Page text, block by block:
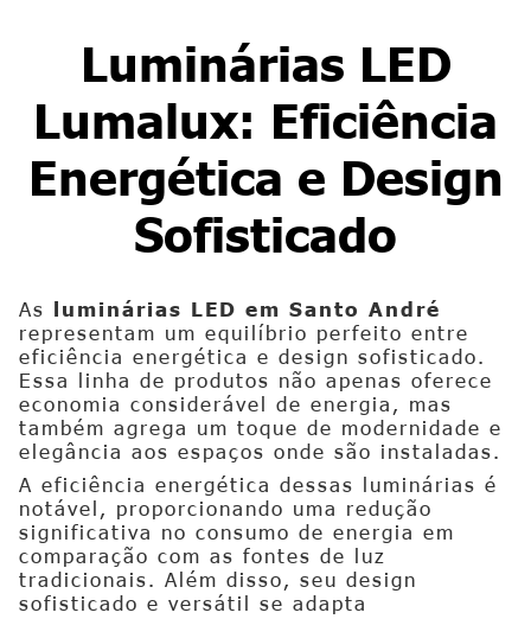
Luminárias LED
Lumalux: Eficiência
Energética e Design
Sofisticado
As luminárias LED em Santo André
representam um equilíbrio perfeito entre
eficiência energética e design sofisticado.
Essa linha de produtos não apenas oferece
economia considerável de energia, mas
também agrega um toque de modernidade e
elegância aos espaços onde são instaladas.
A eficiência energética dessas luminárias é
notável, proporcionando uma redução
significativa no consumo de energia em
comparação com as fontes de luz
tradicionais. Além disso, seu design
sofisticado e versátil se adapta